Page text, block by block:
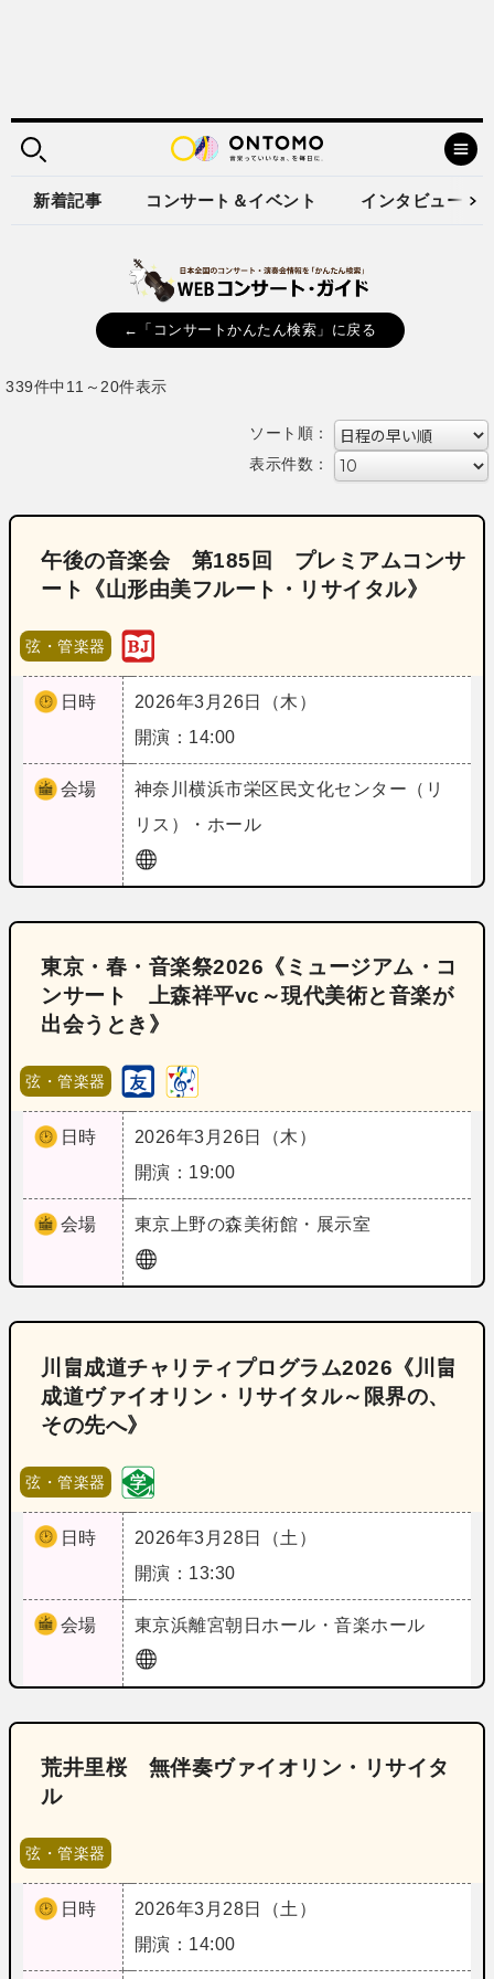
新着記事 コンサート＆イベント インタビュー
←「コンサートかんたん検索」に戻る
339件中11～20件表示
ソート順：
表示件数：
午後の音楽会 第185回 プレミアムコンサ
ート《山形由美フルート・リサイタル》
弦・管楽器
日時
2026年3月26日（木）
開演：14:00
会場 神奈川横浜市栄区民文化センター（リ
リス）・ホール
東京・春・音楽祭2026《ミュージアム・コ
ンサート 上森祥平vc～現代美術と音楽が
出会うとき》
弦・管楽器
日時
2026年3月26日（木）
開演：19:00
会場 東京 上野の森美術館・展示室
川畠成道チャリティプログラム2026《川畠
成道ヴァイオリン・リサイタル～限界の、
その先へ》
弦・管楽器
日時
2026年3月28日（土）
開演：13:30
会場 東京浜離宮朝日ホール・音楽ホール
荒井里桜 無伴奏ヴァイオリン・リサイタ
ル
弦・管楽器
日時
2026年3月28日（土）
開演：14:00